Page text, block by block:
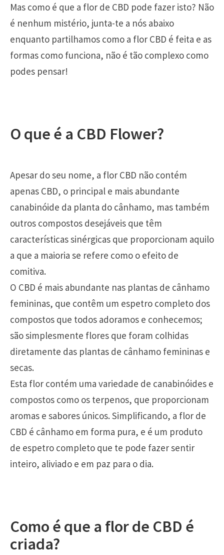
Mas como é que a flor de CBD pode fazer isto? Não
é nenhum mistério, junta-te a nós abaixo
enquanto partilhamos como a flor CBD é feita e as
formas como funciona, não é tão complexo como
podes pensar!
O que é a CBD Flower?
Apesar do seu nome, a flor CBD não contém
apenas CBD, o principal e mais abundante
canabinóide da planta do cânhamo, mas também
outros compostos desejáveis que têm
características sinérgicas que proporcionam aquilo
a que a maioria se refere como o efeito de
comitiva.
O CBD é mais abundante nas plantas de cânhamo
femininas, que contêm um espetro completo dos
compostos que todos adoramos e conhecemos;
são simplesmente flores que foram colhidas
diretamente das plantas de cânhamo femininas e
secas.
Esta flor contém uma variedade de canabinóides e
compostos como os terpenos, que proporcionam
aromas e sabores únicos. Simplificando, a flor de
CBD é cânhamo em forma pura, e é um produto
de espetro completo que te pode fazer sentir
inteiro, aliviado e em paz para o dia.
Como é que a flor de CBD é
criada?